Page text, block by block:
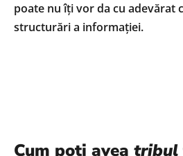
poate nu îți vor da cu adevărat
structurări a informației.
Cum poți avea tribul